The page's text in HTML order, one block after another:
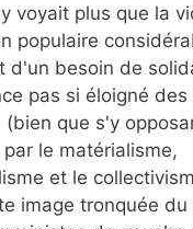
voyait plus que la
populaire
d'un besoin de
pas si éloigné des
(bien que s'y
le matérialisme,
et le
image tronquée du